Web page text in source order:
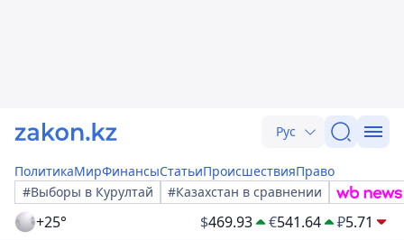
Рус
ПолитикаМирФинансыСтатьиПроисшествияПраво
#Выборы в Курултай
#Казахстан в сравнении
+25° $469.93 €541.64 ₽5.71